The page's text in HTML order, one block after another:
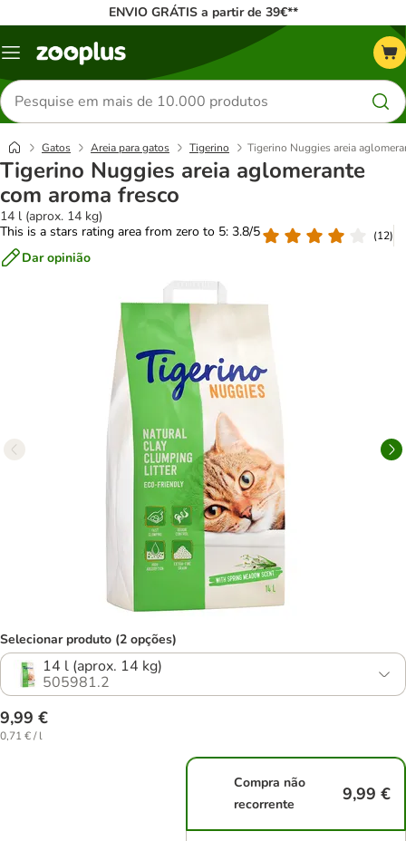
ENVIO GRÁTIS a partir de 39€**
Menu
Pesquisar
produtos
Gatos Areia para gatos Tigerino Tigerino Nuggies areia
Tigerino Nuggies areia aglomerante
com aroma fresco
14 l (aprox. 14 kg)
This is a stars rating area from zero to 5: 3.8/5
(12)
Dar opinião
Selecionar produto (2 opções)
14 l (aprox. 14 kg)
505981.2
9,99 €
0,71 € / l
Compra não
recorrente
9,99 €